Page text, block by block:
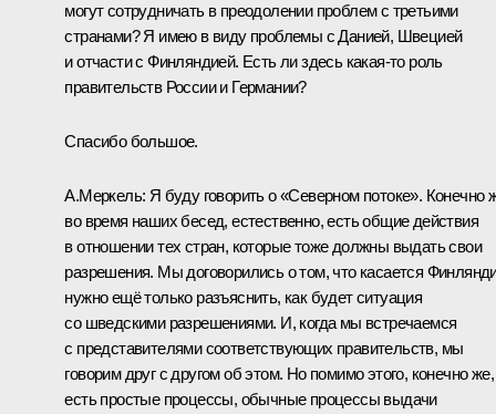
могут сотрудничать в преодолении проблем с третьими
странами? Я имею в виду проблемы с Данией, Швецией
и отчасти с Финляндией. Есть ли здесь какая‑то роль
правительств России и Германии?
Спасибо большое.
А.Меркель: Я буду говорить о «Северном потоке». Конечно
во время наших бесед, естественно, есть общие действия
в отношении тех стран, которые тоже должны выдать свои
разрешения. Мы договорились о том, что касается
нужно ещё только разъяснить, как будет ситуация
со шведскими разрешениями. И, когда мы встречаемся
с представителями соответствующих правительств, мы
говорим друг с другом об этом. Но помимо этого, конечно же,
есть простые процессы, обычные процессы выдачи